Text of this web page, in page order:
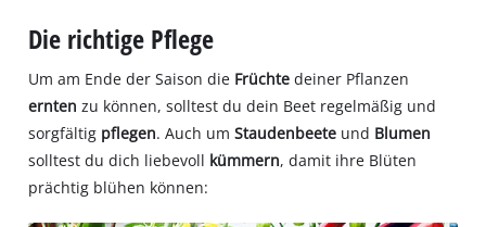
Die richtige Pflege
Um am Ende der Saison die Früchtedeiner Pflanzen
erntenzu können, solltest du dein Beet regelmäßig und
sorgfältig pflegen. Auch umStaudenbeete und Blumen
solltest du dich liebevoll kümmern, damit ihre Blüten
prächtig blühen können: